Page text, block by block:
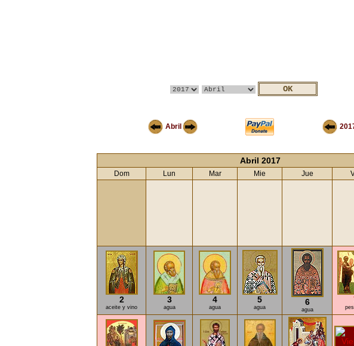
Abril
Abril 2017
Dom Lun Mar Mie Jue
2
aceite y vino
3
agua
4
agua
5
agua
6
agua